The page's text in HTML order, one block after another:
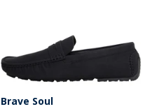
Brave Soul